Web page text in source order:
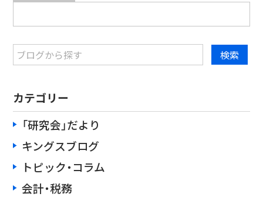
カテゴリー
「研究会」だより
キングスブログ
トピック・コラム
会計・税務